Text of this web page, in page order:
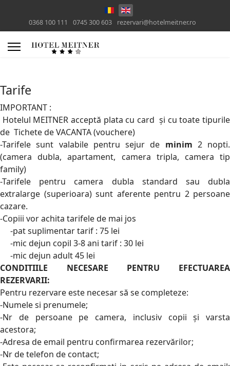
0368 100 111 0745 300 603 rezervari@hotelmeitner.ro
Tarife
IMPORTANT :
Hotelul MEITNER acceptă plata cu card și cu toate tipurile
de Tichete de VACANTA (vouchere)
-Tarifele sunt valabile pentru sejur de minim 2 nopti.
(camera dubla, apartament, camera tripla, camera tip
family)
-Tarifele pentru camera dubla standard sau dubla
extralarge (superioara) sunt aferente pentru 2 persoane
cazare.
-Copiii vor achita tarifele de mai jos
-pat suplimentar tarif : 75 lei
-mic dejun copil 3-8 ani tarif : 30 lei
-mic dejun adult 45 lei
CONDITIILE NECESARE PENTRU EFECTUAREA
REZERVARII:
Pentru rezervare este necesar să se completeze:
-Numele si prenumele;
-Nr de persoane pe camera, inclusiv copii și varsta
acestora;
-Adresa de email pentru confirmarea rezervărilor;
-Nr de telefon de contact;